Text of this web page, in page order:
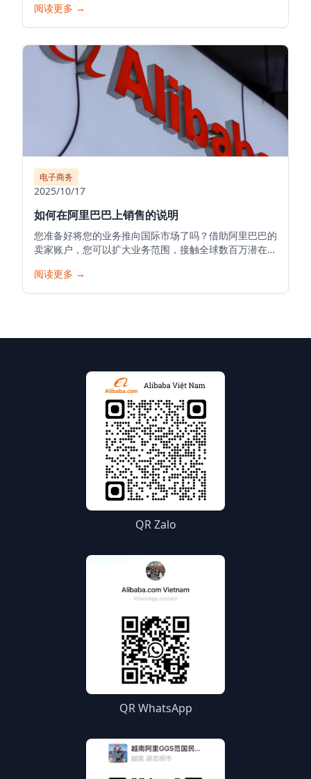
阅读更多 →
电子商务
2025/10/17
如何在阿里巴巴上销售的说明
您准备好将您的业务推向国际市场了吗？借助阿里巴巴的
卖家账户，您可以扩大业务范围，接触全球数百万潜在客
销售之旅的详细指南。
阅读更多 →
QR Zalo
QR WhatsApp